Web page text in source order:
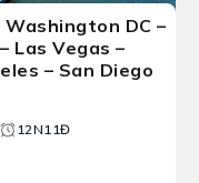
DC –
Las Vegas –
– San Diego
12N11Đ